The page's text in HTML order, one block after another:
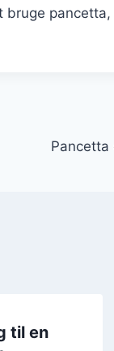
pancetta,
til en